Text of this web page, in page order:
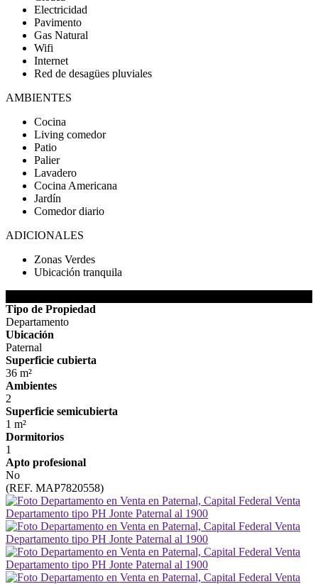
Electricidad
Pavimento
Gas Natural
Wifi
Internet
Red de desagües pluviales
AMBIENTES
Cocina
Living comedor
Patio
Palier
Lavadero
Cocina Americana
Jardín
Comedor diario
ADICIONALES
Zonas Verdes
Ubicación tranquila
Tipo de Propiedad
Departamento
Ubicación
Paternal
Superficie cubierta
36 m²
Ambientes
2
Superficie semicubierta
1 m²
Dormitorios
1
Apto profesional
No
(REF. MAP7820558)